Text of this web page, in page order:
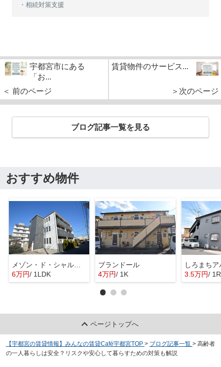
・相続対策支援
宇都宮市にある
「お...
＜ 前のページ
賃貸物件のサービス...
＞次のページ
ブログ記事一覧を見る
おすすめ物件
メゾン・ド・シャルマン
6万円/ 1LDK
ブランドール
4万円/ 1K
しろまち
3.5万円/ 1R
ページトップへ
【宇都宮の賃貸情報】みんなの賃貸Café宇都宮TOP > ブログ記事一覧 > 高齢者
の一人暮らしは安全？リスクや安心して暮らすための対策も解説